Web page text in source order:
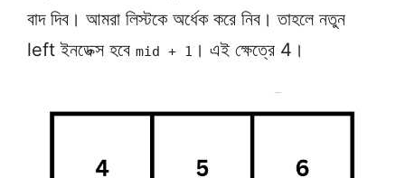
বাদ দিব। আমরা লিস্টকে অর্ধেক করে নিব। তাহলে নতুন
left ইনডেক্স হবে mid + 1 । এই ক্ষেত্রে 4।